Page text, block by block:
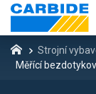
Strojní
Měřící